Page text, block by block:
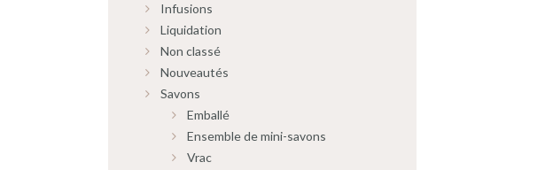
Infusions
Liquidation
Non classé
Nouveautés
Savons
Emballé
Ensemble de mini-savons
Vrac